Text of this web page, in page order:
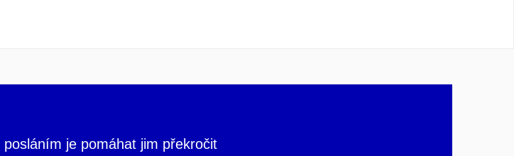
je pomáhat jim překročit